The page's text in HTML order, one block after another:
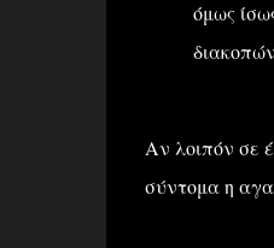
όμως
διακοπών
Αν λοιπόν σε
σύντομα η